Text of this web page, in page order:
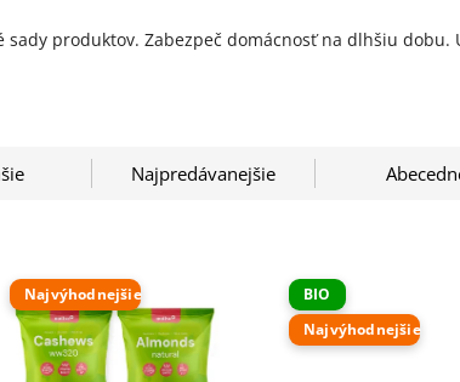
produktov. Zabezpeč domácnosť na dlhšiu dobu.
Najpredávanejšie
Najvýhodnejšie
BIO
Najvýhodnejšie